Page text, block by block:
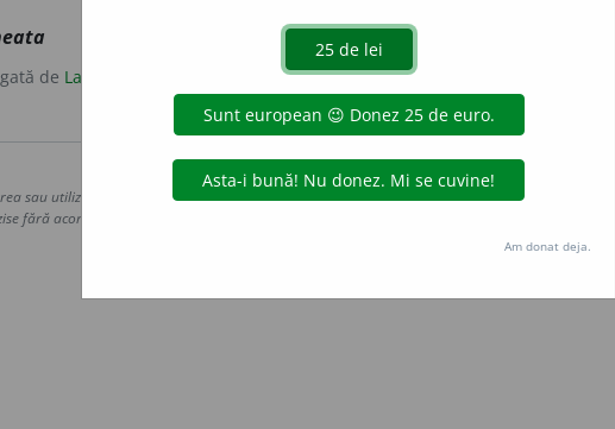
de LauraGellner
Copyright © 2004-2026 dexonline (https://dexonline.ro)
sau utilizarea datelor de pe acest site, inclusiv prin orice metode de extragere automată
fără acordul nostru prealabil scris, cu excepția seturilor de date oferite oficial spre utilizare
Hosterion
Am donat deja.